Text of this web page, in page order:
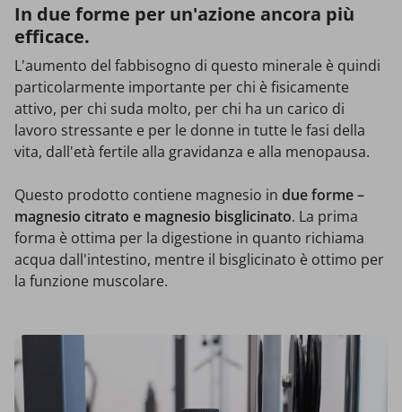
In due forme per un'azione ancora più
efficace.
L'aumento del fabbisogno di questo minerale è quindi
particolarmente importante per chi è fisicamente
attivo, per chi suda molto, per chi ha un carico di
lavoro stressante e per le donne in tutte le fasi della
vita, dall'età fertile alla gravidanza e alla menopausa.
Questo prodotto contiene magnesio in due forme –
magnesio citrato e magnesio bisglicinato. La prima
forma è ottima per la digestione in quanto richiama
acqua dall'intestino, mentre il bisglicinato è ottimo per
la funzione muscolare.